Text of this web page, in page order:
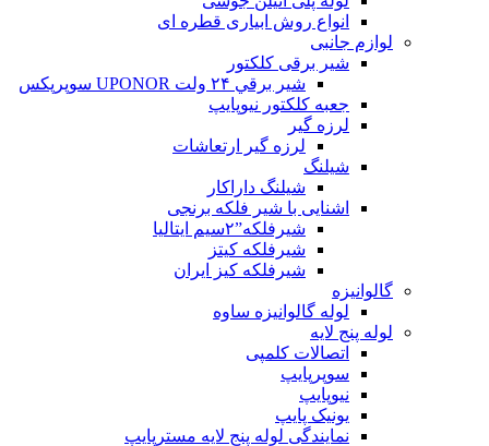
انواع روش ابیاری قطره ای
لوازم جانبی
شیر برقی کلکتور
شير برقي ۲۴ ولت UPONOR سوپرپکس
جعبه کلکتور نیوپایپ
لرزه گیر
لرزه گیر ارتعاشات
شیلنگ
شیلنگ داراکار
اشنایی با شیر فلکه برنجی
شیرفلکه”۲سیم ایتالیا
شیرفلکه کیتز
شیرفلکه کیز ایران
گالوانیزه
لوله گالوانیزه ساوه
لوله پنج لایه
اتصالات کلمپی
سوپرپایپ
نیوپایپ
یونیک پایپ
نمایندگی لوله پنج لایه مسترپایپ